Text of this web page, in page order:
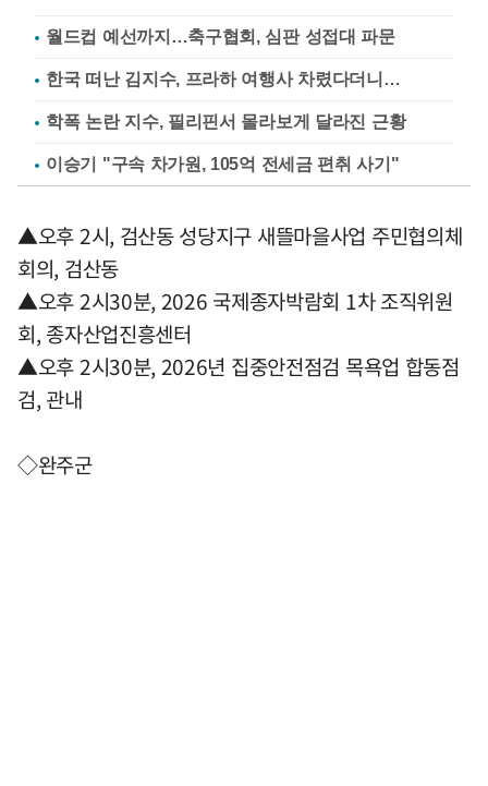
월드컵 예선까지…축구협회, 심판 성접대 파문
한국 떠난 김지수, 프라하 여행사 차렸다더니…
학폭 논란 지수, 필리핀서 몰라보게 달라진 근황
이승기 "구속 차가원, 105억 전세금 편취 사기"
▲오후 2시, 검산동 성당지구 새뜰마을사업 주민협의체
회의, 검산동
▲오후 2시30분, 2026 국제종자박람회 1차 조직위원
회, 종자산업진흥센터
▲오후 2시30분, 2026년 집중안전점검 목욕업 합동점
검, 관내
◇완주군